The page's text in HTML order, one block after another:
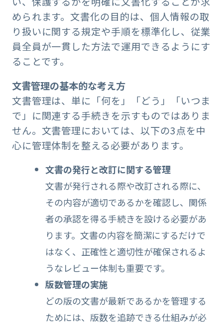
められます。文書化の目的は、個人情報の取
り扱いに関する規定や手順を標準化し、従業
員全員が一貫した方法で運用できるようにす
ることです。
文書管理の基本的な考え方
文書管理は、単に「何を」「どう」「いつま
で」に関連する手続きを示すものではありま
せん。文書管理においては、以下の3点を中
心に管理体制を整える必要があります。
文書の発行と改訂に関する管理
文書が発行される際や改訂される際に、
その内容が適切であるかを確認し、関係
者の承認を得る手続きを設ける必要があ
ります。文書の内容を簡潔にするだけで
はなく、正確性と適切性が確保されるよ
うなレビュー体制も重要です。
版数管理の実施
どの版の文書が最新であるかを管理する
ためには、版数を追跡できる仕組みが必